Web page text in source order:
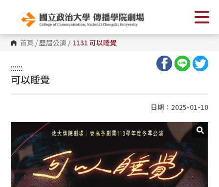
首頁 /歷屆公演 / 1131 可以睡覺
::::::
可以睡覺
日期：2025-01-10